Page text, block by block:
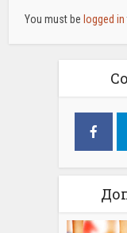
You must be logged in